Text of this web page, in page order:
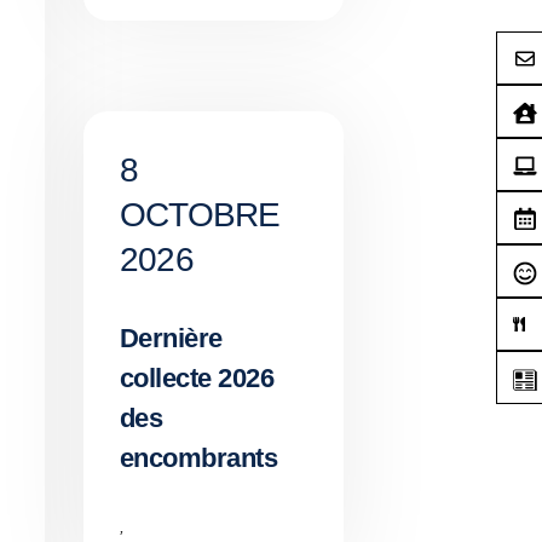
8
OCTOBRE
2026
Dernière
collecte 2026
des
encombrants
,